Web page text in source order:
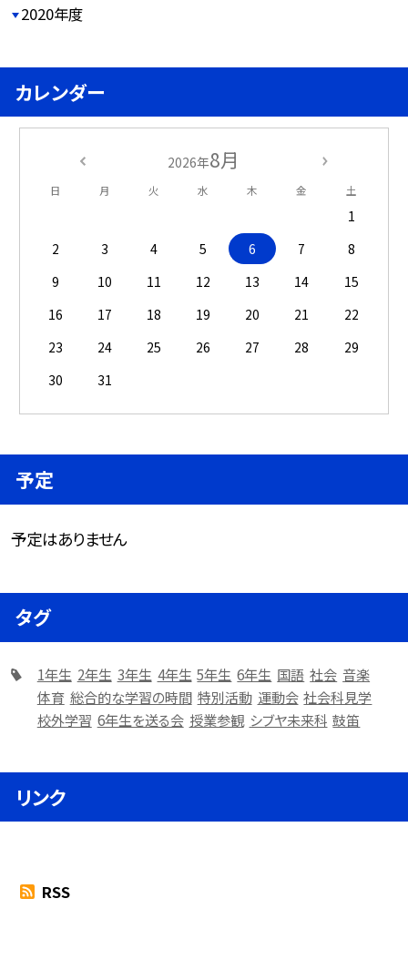
2020年度
カレンダー
2026年8月
日 月 火 水 木 金 土
1
2
3 4 5 6 7
8
9
10 11 12 13 14
15
16
17 18 19 20 21
22
23
24 25 26 27 28
29
30
31
予定
予定はありません
タグ
1年生 2年生 3年生 4年生 5年生 6年生 国語 社会 音楽
体育 総合的な学習の時間 特別活動 運動会 社会科見学
校外学習 6年生を送る会 授業参観 シブヤ未来科 鼓笛
リンク
RSS